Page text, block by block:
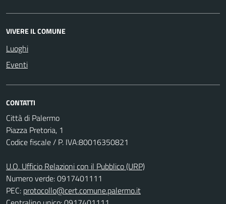
VIVERE IL COMUNE
Luoghi
Eventi
CONTATTI
Città di Palermo
Piazza Pretoria, 1
Codice fiscale / P. IVA:80016350821
U.O. Ufficio Relazioni con il Pubblico (URP)
Numero verde: 0917401111
PEC: protocollo@cert.comune.palermo.it